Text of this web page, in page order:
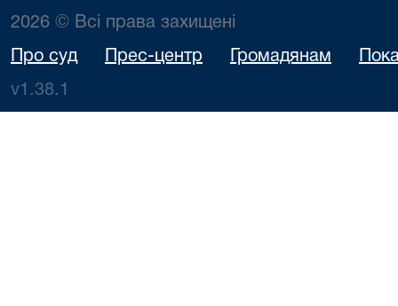
2026 © Всі права захищені
Про суд Прес-центр Громадянам
v1.38.1